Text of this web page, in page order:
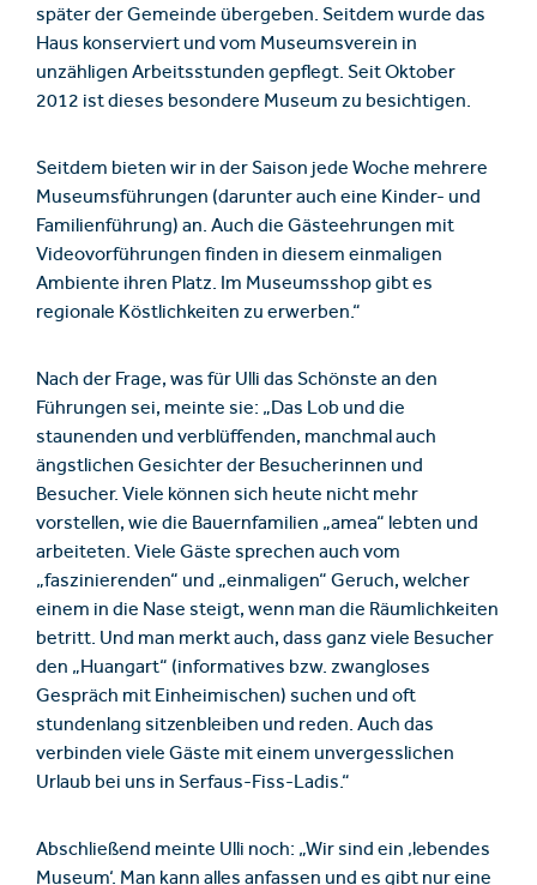
später der Gemeinde übergeben. Seitdem wurde das
Haus konserviert und vom Museumsverein in
unzähligen Arbeitsstunden gepflegt. Seit Oktober
2012 ist dieses besondere Museum zu besichtigen.
Seitdem bieten wir in der Saison jede Woche mehrere
Museumsführungen (darunter auch eine Kinder- und
Familienführung) an. Auch die Gästeehrungen mit
Videovorführungen finden in diesem einmaligen
Ambiente ihren Platz. Im Museumsshop gibt es
regionale Köstlichkeiten zu erwerben.“
Nach der Frage, was für Ulli das Schönste an den
Führungen sei, meinte sie: „Das Lob und die
staunenden und verblüffenden, manchmal auch
ängstlichen Gesichter der Besucherinnen und
Besucher. Viele können sich heute nicht mehr
vorstellen, wie die Bauernfamilien „amea“ lebten und
arbeiteten. Viele Gäste sprechen auch vom
„faszinierenden“ und „einmaligen“ Geruch, welcher
einem in die Nase steigt, wenn man die Räumlichkeiten
betritt. Und man merkt auch, dass ganz viele Besucher
den „Huangart“ (informatives bzw. zwangloses
Gespräch mit Einheimischen) suchen und oft
stundenlang sitzenbleiben und reden. Auch das
verbinden viele Gäste mit einem unvergesslichen
Urlaub bei uns in Serfaus-Fiss-Ladis.“
Abschließend meinte Ulli noch: „Wir sind ein ‚lebendes
Museum‘. Man kann alles anfassen und es gibt nur eine